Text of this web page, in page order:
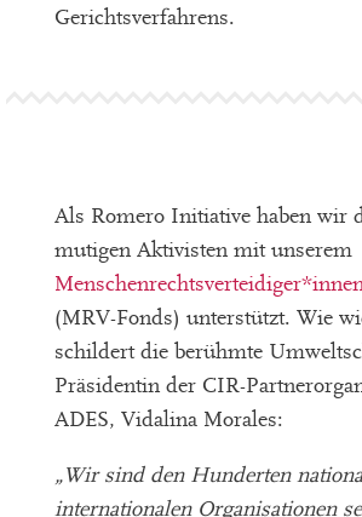
Gerichtsverfahrens.
Als Romero Initiative haben wir
mutigen Aktivisten mit unserem
(MRV-Fonds) unterstützt. Wie
schildert die berühmte
Präsidentin der CIR-
ADES, Vidalina Morales:
„Wir sind den Hunderten
internationalen Organisationen